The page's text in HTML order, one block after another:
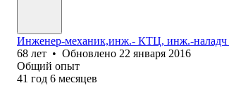
Инженер-механик,инж.- КТЦ, инж.-наладч
68 лет • Обновлено 22 января 2016
Общий опыт
41 год 6 месяцев